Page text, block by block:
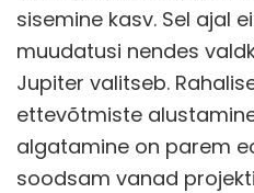
sisemine kasv. Sel ajal
muudatusi nendes
Jupiter valitseb.
ettevõtmiste
algatamine on parem
soodsam vanad